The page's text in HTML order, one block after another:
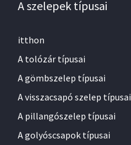
A szelepek típusai
itthon
A tolózár típusai
A gömbszelep típusai
A visszacsapó szelep típusai
A pillangószelep típusai
A golyóscsapok típusai